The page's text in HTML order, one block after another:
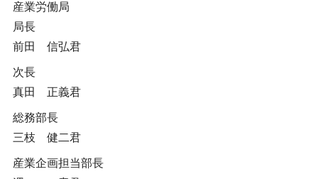
産業労働局
局長
前田 信弘君
次長
真田 正義君
総務部長
三枝 健二君
産業企画担当部長